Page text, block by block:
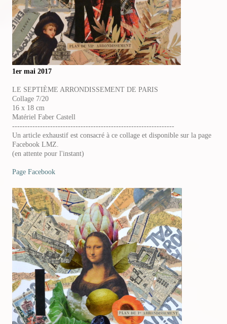
1er mai 2017
LE SEPTIÈME ARRONDISSEMENT DE PARIS
Collage 7/20
16 x 18 cm
Matériel Faber Castell
----------------------------------------------------------------
Un article exhaustif est consacré à ce collage et disponible sur la page
Facebook LMZ.
(en attente pour l'instant)
Page Facebook